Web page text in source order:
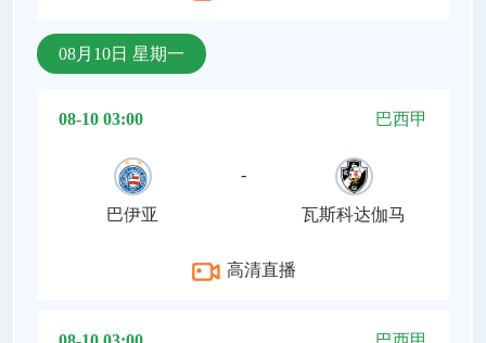
08月10日 星期一
08-10 03:00 巴西甲
巴伊亚
-
瓦斯科达伽马
高清直播